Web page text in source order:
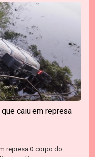
caiu em represa
represa O corpo do